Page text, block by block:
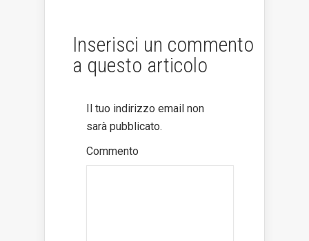
Inserisci un commento
a questo articolo
Il tuo indirizzo email non
sarà pubblicato.
Commento